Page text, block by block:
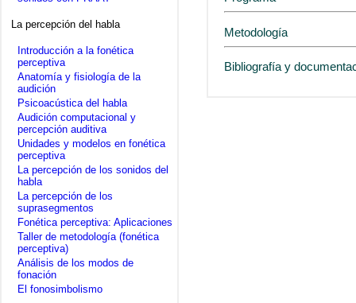
La percepción del habla
Introducción a la fonética
perceptiva
Anatomía y fisiología de la
audición
Psicoacústica del habla
Audición computacional y
percepción auditiva
Unidades y modelos en fonética
perceptiva
La percepción de los sonidos del
habla
La percepción de los
suprasegmentos
Fonética perceptiva: Aplicaciones
Taller de metodología (fonética
perceptiva)
Análisis de los modos de
fonación
El fonosimbolismo
Metodología
Bibliografía y